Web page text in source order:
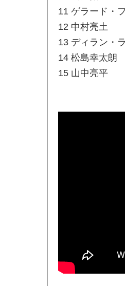
11 ゲラード・
12 中村亮土
13 ディラン・
14 松島幸太朗
15 山中亮平